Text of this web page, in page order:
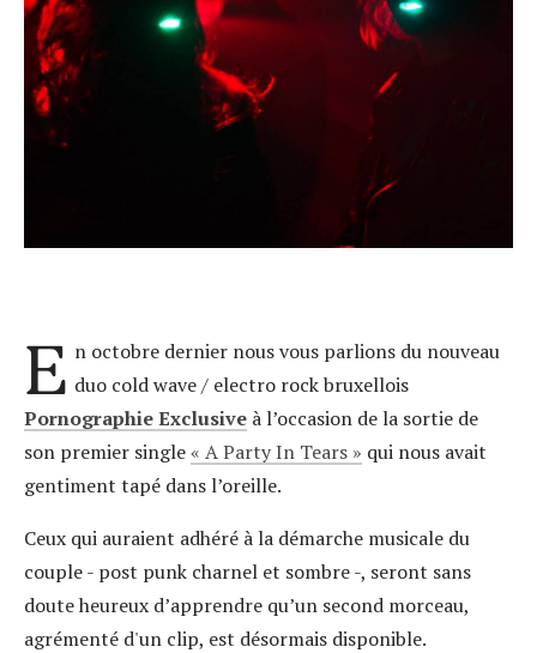
E n octobre dernier nous vous parlions du nouveau
duo cold wave / electro rock bruxellois
Pornographie Exclusive à l’occasion de la sortie de
son premier single« A Party In Tears » qui nous avait
gentiment tapé dans l’oreille.
Ceux qui auraient adhéré à la démarche musicale du
couple - post punk charnel et sombre -, seront sans
doute heureux d’apprendre qu’un second morceau,
agrémenté d'un clip, est désormais disponible.